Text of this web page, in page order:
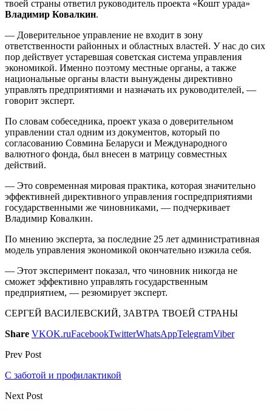
твоей страны ответил руководитель проекта «Кошт урада»
Владимир Ковалкин.
— Доверительное управление не входит в зону
ответственности районных и областных властей. У нас до сих
пор действует устаревшая советская система управления
экономикой. Именно поэтому местные органы, а также
национальные органы власти вынуждены директивно
управлять предприятиями и назначать их руководителей, —
говорит эксперт.
По словам собеседника, проект указа о доверительном
управлении стал одним из документов, который по
согласованию Совмина Беларуси и Международного
валютного фонда, был внесен в матрицу совместных
действий.
— Это современная мировая практика, которая значительно
эффективней директивного управления госпредприятиями
государственными же чиновниками, — подчеркивает
Владимир Ковалкин.
По мнению эксперта, за последние 25 лет административная
модель управления экономикой окончательно изжила себя.
— Этот эксперимент показал, что чиновник никогда не
сможет эффективно управлять государственным
предприятием, — резюмирует эксперт.
СЕРГЕЙ ВАСИЛЕВСКИЙ, ЗАВТРА ТВОЕЙ СТРАНЫ
Share VKOK.ruFacebookTwitterWhatsAppTelegramViber
Prev Post
С заботой и профилактикой
Next Post